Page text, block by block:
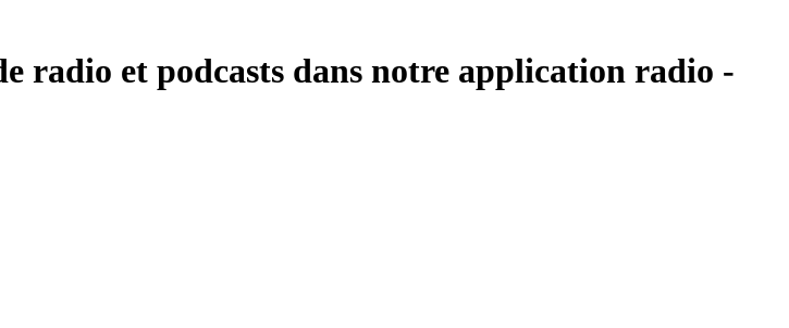
radio et podcasts dans notre application radio -